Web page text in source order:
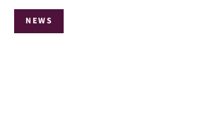
NEWS